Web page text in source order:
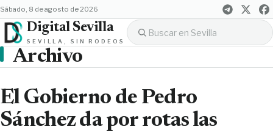
sábado, 8 de agosto de 2026
Digital Sevilla
SEVILLA, SIN RODEOS
Archivo
El Gobierno de Pedro
Sánchez da por rotas las